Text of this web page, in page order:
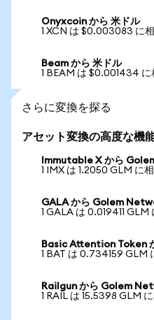
Onyxcoin から 米ドル
1 XCN は $0.003083 に
Beam から 米ドル
1 BEAM は $0.001434 に
さらに変換を探る
アセット変換の高度な機
Immutable X から
1 IMX は 1.2050 GLM に
GALA から Golem
1 GALA は 0.019411 GLM
Basic Attention Token
1 BAT は 0.734159 GLM
Railgun から Golem
1 RAIL は 15.5398 GLM